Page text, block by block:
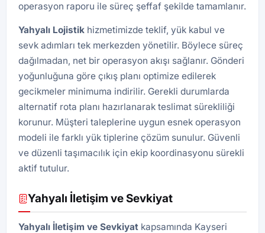
operasyon raporu ile süreç şeffaf şekilde tamamlanır.
Yahyalı Lojistik hizmetimizde teklif, yük kabul ve
sevk adımları tek merkezden yönetilir. Böylece süreç
dağılmadan, net bir operasyon akışı sağlanır. Gönderi
yoğunluğuna göre çıkış planı optimize edilerek
gecikmeler minimuma indirilir. Gerekli durumlarda
alternatif rota planı hazırlanarak teslimat sürekliliği
korunur. Müşteri taleplerine uygun esnek operasyon
modeli ile farklı yük tiplerine çözüm sunulur. Güvenli
ve düzenli taşımacılık için ekip koordinasyonu sürekli
aktif tutulur.
Yahyalı İletişim ve Sevkiyat
Yahyalı İletişim ve Sevkiyat kapsamında Kayseri